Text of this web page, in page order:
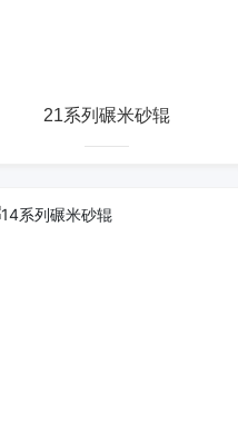
21系列碾米砂辊